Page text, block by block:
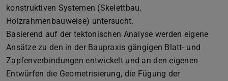
konstruktiven Systemen (Skelettbau,
Holzrahmenbauweise) untersucht.
Basierend auf der tektonischen Analyse werden eigene
Ansätze zu den in der Baupraxis gängigen Blatt- und
Zapfenverbindungen entwickelt und an den eigenen
Entwürfen die Geometrisierung, die Fügung der